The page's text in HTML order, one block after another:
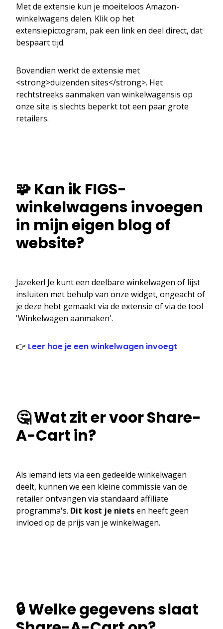
Met de extensie kun je moeiteloos Amazon-
winkelwagens delen. Klik op het
extensiepictogram, pak een link en deel direct, dat
bespaart tijd.
Bovendien werkt de extensie met
<strong>duizenden sites</strong>. Het
rechtstreeks aanmaken van winkelwagensis op
onze site is slechts beperkt tot een paar grote
retailers.
🧩 Kan ik FIGS-
winkelwagens invoegen
in mijn eigen blog of
website?
Jazeker! Je kunt een deelbare winkelwagen of lijst
insluiten met behulp van onze widget, ongeacht of
je deze hebt gemaakt via de extensie of via de tool
'Winkelwagen aanmaken'.
👉 Leer hoe je een winkelwagen invoegt
🤔 Wat zit er voor Share-
A-Cart in?
Als iemand iets via een gedeelde winkelwagen
deelt, kunnen we een kleine commissie van de
retailer ontvangen via standaard affiliate
programma's. Dit kost je nietsen heeft geen
invloed op de prijs van je winkelwagen.
🔒 Welke gegevens slaat